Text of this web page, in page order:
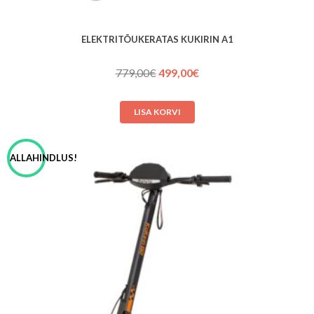
ELEKTRITÕUKERATAS KUKIRIN A1
779,00€Algne
oli:
779,00€.
499,00€Praegune
LISA KORVI
ALLAHINDLUS!